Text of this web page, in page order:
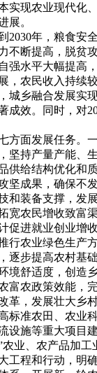
实现农业现代化
展。
年，粮食安全
不断提高，脱贫
强水平大幅提高
，农民收入持续
城乡融合发展实
成效。同时，对
面发展任务。一
坚持产量产能、
供给结构优化和
坚成果，确保不
和装备支撑，发
宽农民增收致富
促进就业创业增
行农业绿色生产
逐步提高农村基
境舒适度，创造
富农政策效能，
革，发展壮大乡村
准农田、农业科
设施等重大项目
农业、农产品加工
工程和行动，明